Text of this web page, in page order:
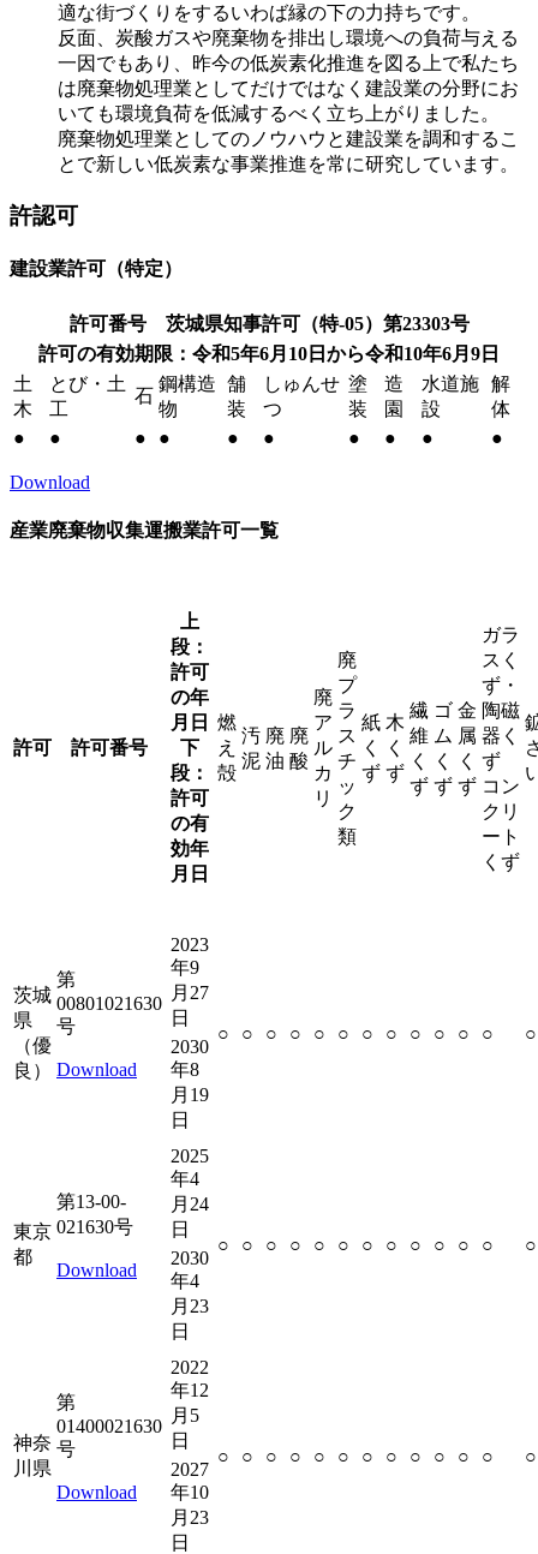
適な街づくりをするいわば縁の下の力持ちです。
反面、炭酸ガスや廃棄物を排出し環境への負荷与える
一因でもあり、昨今の低炭素化推進を図る上で私たち
は廃棄物処理業としてだけではなく建設業の分野にお
いても環境負荷を低減するべく立ち上がりました。
廃棄物処理業としてのノウハウと建設業を調和するこ
とで新しい低炭素な事業推進を常に研究しています。
許認可
建設業許可（特定）
許可番号 茨城県知事許可（特-05）第23303号
許可の有効期限：令和5年6月10日から令和10年6月9日
土
木
とび・土
工
石
鋼構造
物
舗
装
しゅんせ
つ
塗
装
造
園
水道施
設
解
体
●
● ● ● ● ● ● ● ● ●
Download
産業廃棄物収集運搬業許可一覧
許可 許可番号
上
段：
許可
の年
月日
下
段：
許可
の有
効年
月日
燃
え
殻
汚
泥
廃
油
廃
酸
廃
ア
ル
カ
リ
廃
プ
ラ
ス
チ
ッ
ク
類
紙
く
ず
木
く
ず
繊
維
く
ず
ゴ
ム
く
ず
金
属
く
ず
ガラ
スく
ず・
陶磁
器く
ず
コン
クリ
ート
くず
茨城
県
（優
良）
第
00801021630
号
Download
2023
年9
月27
日
2030
年8
月19
日
○ ○ ○ ○ ○ ○ ○ ○ ○ ○ ○ ○ ○
東京
都
第13-00-
021630号
Download
2025
年4
月24
日
2030
年4
月23
日
○ ○ ○ ○ ○ ○ ○ ○ ○ ○ ○ ○ ○
神奈
川県
第
01400021630
号
Download
2022
年12
月5
日
2027
年10
月23
日
○ ○ ○ ○ ○ ○ ○ ○ ○ ○ ○ ○ ○